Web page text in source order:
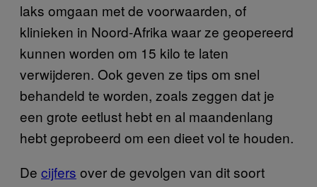
laks omgaan met de voorwaarden, of
klinieken in Noord-Afrika waar ze geopereerd
kunnen worden om 15 kilo te laten
verwijderen. Ook geven ze tips om snel
behandeld te worden, zoals zeggen dat je
een grote eetlust hebt en al maandenlang
hebt geprobeerd om een dieet vol te houden.
De cijfers over de gevolgen van dit soort